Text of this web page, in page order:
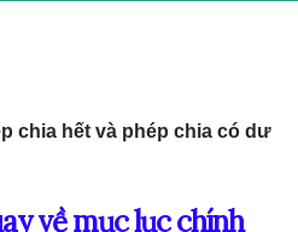
chia hết và phép chia có dư
về mục lục chính